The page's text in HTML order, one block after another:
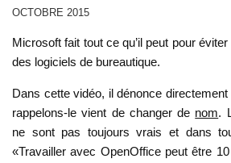
OCTOBRE 2015
Microsoft fait tout ce qu’il peut pour
des logiciels de bureautique.
Dans cette vidéo, il dénonce
rappelons-le vient de changer de nom.
ne sont pas toujours vrais et dans
«Travailler avec OpenOffice peut être